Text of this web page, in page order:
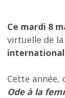
Ce mardi 8
virtuelle de la
Cette année,
Ode à la